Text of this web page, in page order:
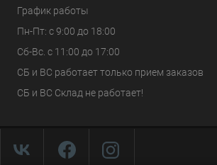
График работы
Пн-Пт: с 9:00 до 18:00
Сб-Вс. с 11:00 до 17:00
СБ и ВС работает только прием заказов
СБ и ВС Склад не работает!